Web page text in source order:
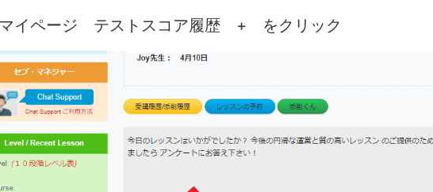
イページ テストスコア履歴 + をクリック